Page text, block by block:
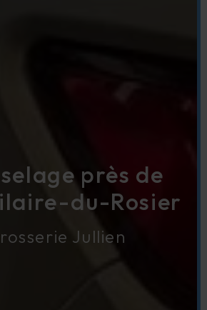
près de
du-Rosier
Jullien